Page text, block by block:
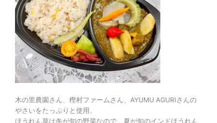
木の里農園さん、樫村ファームさん、AYUMU AGURIさんの
やさいをたっぷりと使用。
ほうれん草は冬が旬の野菜なので、夏が旬のインドほうれん